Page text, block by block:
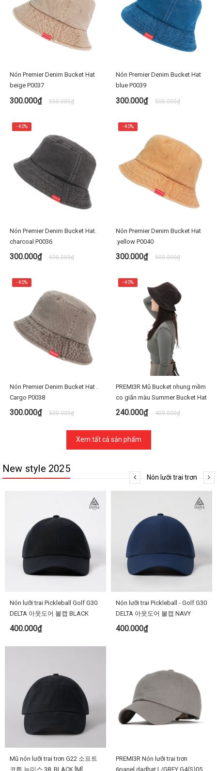
Nón Premier Denim Bucket Hat
beige P0037
300.000₫ 500.000₫
Nón Premier Denim Bucket Hat
blue P0039
300.000₫ 500.000₫
- 40%
Nón Premier Denim Bucket Hat.
charcoal P0036
300.000₫ 500.000₫
- 40%
Nón Premier Denim Bucket Hat
.yellow P0040
300.000₫ 500.000₫
- 40%
Nón Premier Denim Bucket Hat .
Cargo P0038
300.000₫ 500.000₫
- 40%
PREMI3R Mũ Bucket nhung mềm
co giãn màu Summer Bucket Hat
240.000₫ 400.000₫
Xem tất cả sản phẩm
New style 2025
Nón lưỡi trai trơn
Nón lưỡi trai Pickleball Golf G30
DELTA 아웃도어 볼캡 BLACK
400.000₫
Nón lưỡi trai Pickleball - Golf G30
DELTA 아웃도어 볼캡 NAVY
400.000₫
Mũ nón lưỡi trai trơn G22 소프트
코튼 뉴미스 38. BLACK [M]
PREMI3R Nón lưỡi trai trơn
6panel dadhat L/GREY G4(S)05